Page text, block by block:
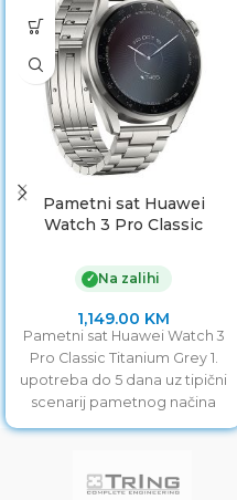
Pametni sat Huawei
Watch 3 Pro Classic
✓ Na zalihi
1,149.00 KM
Pametni sat Huawei Watch 3
Pro Classic Titanium Grey 1.
upotreba do 5 dana uz tipični
scenarij pametnog načina
rada.